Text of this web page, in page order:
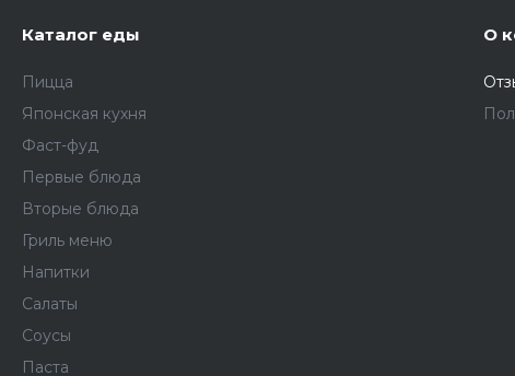
Каталог еды
Пицца
Японская кухня
Фаст-фуд
Первые блюда
Вторые блюда
Гриль меню
Напитки
Салаты
Соусы
Паста
О